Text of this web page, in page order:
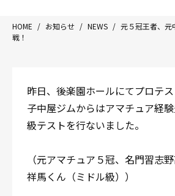
〒192-0072 東京都八王子市南町3-
Tel/Fax：042-622-
入会案内
サ
HOME / お知らせ / NEWS / 元５冠王者、元
戦！
昨日、後楽園ホールにてプロテ
子中屋ジムからはアマチュア経
級テストを行ないました。
（元アマチュア５冠、名門習志
祥馬くん（ミドル級））